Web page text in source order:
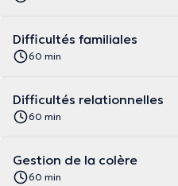
Difficultés familiales
60 min
Difficultés relationnelles
60 min
Gestion de la colère
60 min